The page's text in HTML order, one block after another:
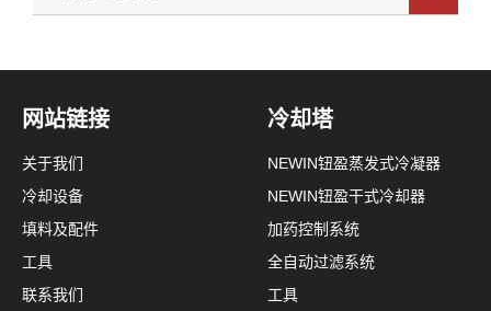
网站链接
关于我们
冷却设备
填料及配件
工具
联系我们
冷却塔
NEWIN钮盈蒸发式冷凝器
NEWIN钮盈干式冷却器
加药控制系统
全自动过滤系统
工具